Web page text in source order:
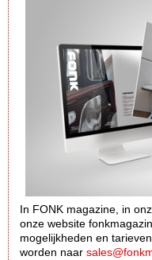
In FONK magazine, in
onze website
mogelijkheden en
worden naar